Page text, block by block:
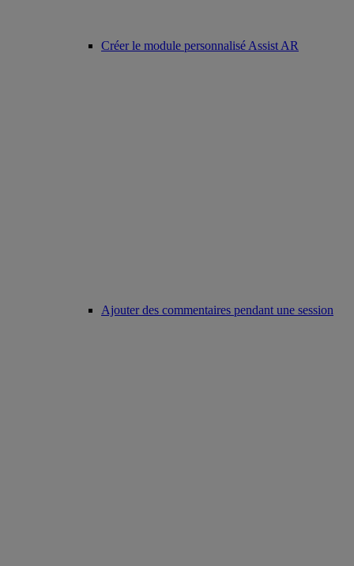
Créer le module personnalisé Assist AR
Ajouter des commentaires pendant une session